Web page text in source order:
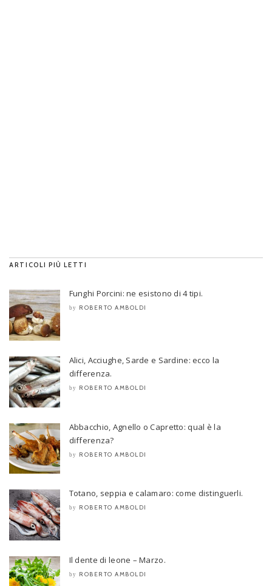
ARTICOLI PIÙ LETTI
Funghi Porcini: ne esistono di 4 tipi.
by ROBERTO AMBOLDI
Alici, Acciughe, Sarde e Sardine: ecco la
differenza.
by ROBERTO AMBOLDI
Abbacchio, Agnello o Capretto: qual è la
differenza?
by ROBERTO AMBOLDI
Totano, seppia e calamaro: come distinguerli.
by ROBERTO AMBOLDI
Il dente di leone – Marzo.
by ROBERTO AMBOLDI